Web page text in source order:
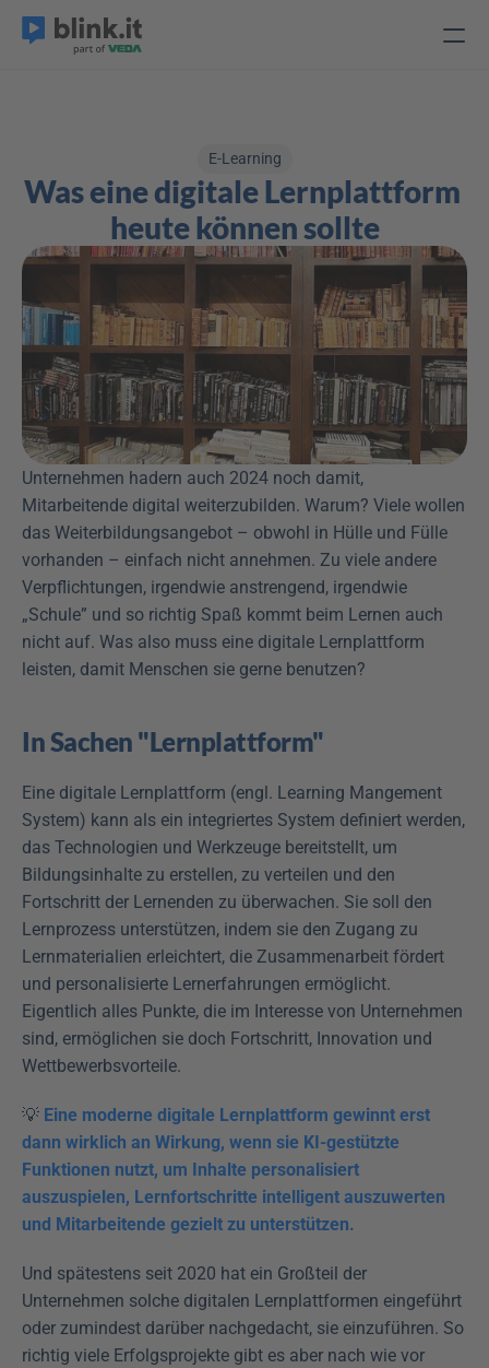
E-Learning
Was eine digitale Lernplattform
heute können sollte
Unternehmen hadern auch 2024 noch damit,
Mitarbeitende digital weiterzubilden. Warum? Viele wollen
das Weiterbildungsangebot – obwohl in Hülle und Fülle
vorhanden – einfach nicht annehmen. Zu viele andere
Verpflichtungen, irgendwie anstrengend, irgendwie
„Schule” und so richtig Spaß kommt beim Lernen auch
nicht auf. Was also muss eine digitale Lernplattform
leisten, damit Menschen sie gerne benutzen?
In Sachen "Lernplattform"
Eine digitale Lernplattform (engl. Learning Mangement
System) kann als ein integriertes System definiert werden,
das Technologien und Werkzeuge bereitstellt, um
Bildungsinhalte zu erstellen, zu verteilen und den
Fortschritt der Lernenden zu überwachen. Sie soll den
Lernprozess unterstützen, indem sie den Zugang zu
Lernmaterialien erleichtert, die Zusammenarbeit fördert
und personalisierte Lernerfahrungen ermöglicht.
Eigentlich alles Punkte, die im Interesse von Unternehmen
sind, ermöglichen sie doch Fortschritt, Innovation und
Wettbewerbsvorteile.
💡 Eine moderne digitale Lernplattform gewinnt erst
dann wirklich an Wirkung, wenn sie KI-gestützte
Funktionen nutzt, um Inhalte personalisiert
auszuspielen, Lernfortschritte intelligent auszuwerten
und Mitarbeitende gezielt zu unterstützen.
Und spätestens seit 2020 hat ein Großteil der
Unternehmen solche digitalen Lernplattformen eingeführt
oder zumindest darüber nachgedacht, sie einzuführen. So
richtig viele Erfolgsprojekte gibt es aber nach wie vor